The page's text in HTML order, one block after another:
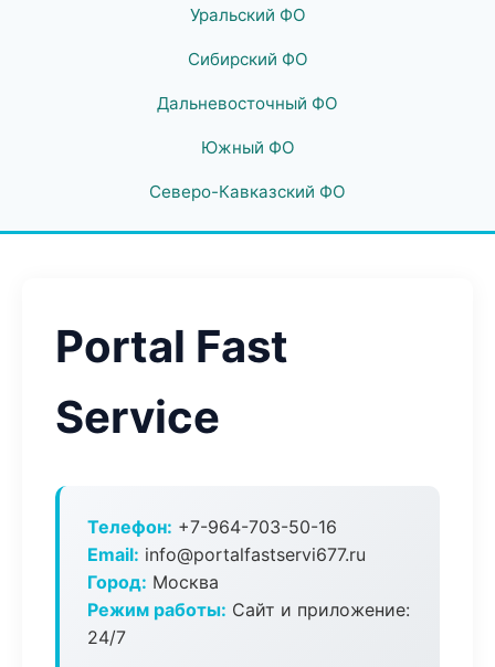
Уральский ФО
Сибирский ФО
Дальневосточный ФО
Южный ФО
Северо-Кавказский ФО
Portal Fast
Service
Телефон: +7-964-703-50-16
Email: info@portalfastservi677.ru
Город: Москва
Режим работы: Сайт и приложение:
24/7